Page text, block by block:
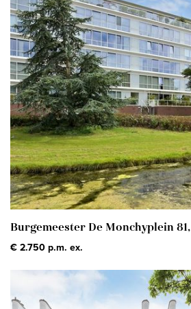
Burgemeester De Monchyplein 81,
€ 2.750 p.m. ex.